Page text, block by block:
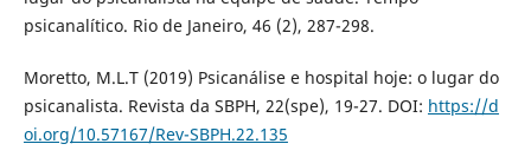
psicanalítico. Rio de Janeiro, 46 (2), 287-298.
Moretto, M.L.T (2019) Psicanálise e hospital hoje: o lugar do
psicanalista. Revista da SBPH, 22(spe), 19-27. DOI: https://d
oi.org/10.57167/Rev-SBPH.22.135